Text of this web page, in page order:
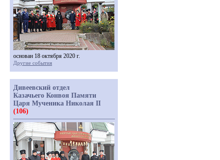
основан 18 октября 2020 г.
Другие события
Дивеевский отдел
Казачьего Конвоя Памяти
Царя Мученика Николая II
(106)